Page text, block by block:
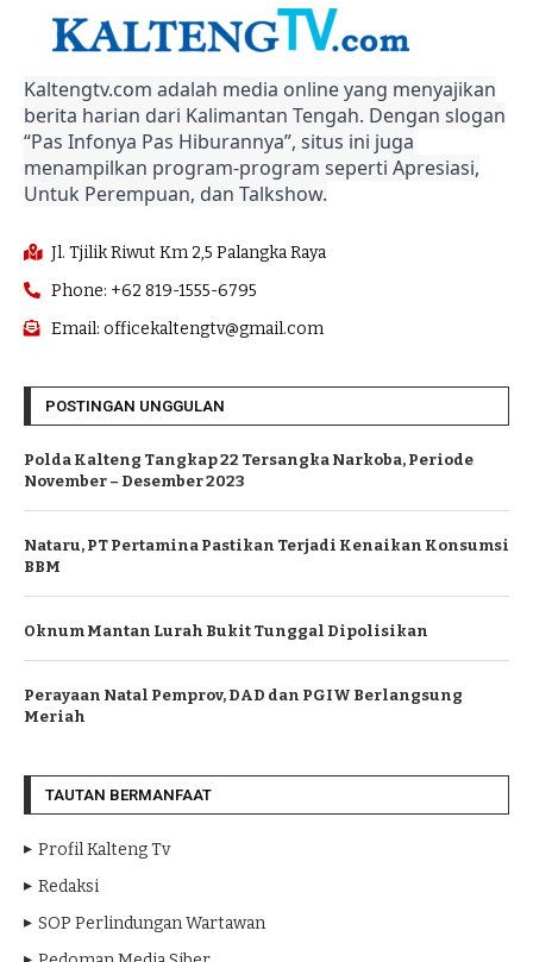
Kaltengtv.com adalah media online yang menyajikan
berita harian dari Kalimantan Tengah. Dengan slogan
“Pas Infonya Pas Hiburannya”, situs ini juga
menampilkan program-program seperti Apresiasi,
Untuk Perempuan, dan Talkshow.
Jl. Tjilik Riwut Km 2,5 Palangka Raya
Phone: +62 819-1555-6795
Email: officekaltengtv@gmail.com
POSTINGAN UNGGULAN
Polda Kalteng Tangkap 22 Tersangka Narkoba, Periode
November – Desember 2023
Nataru, PT Pertamina Pastikan Terjadi Kenaikan Konsumsi
BBM
Oknum Mantan Lurah Bukit Tunggal Dipolisikan
Perayaan Natal Pemprov, DAD dan PGIW Berlangsung
Meriah
TAUTAN BERMANFAAT
Profil Kalteng Tv
Redaksi
SOP Perlindungan Wartawan